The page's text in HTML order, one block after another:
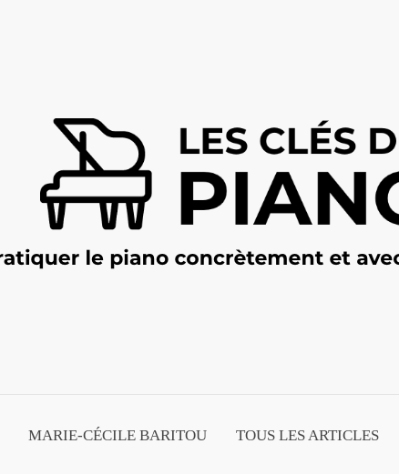
MARIE-CÉCILE BARITOU TOUS LES ARTICLES